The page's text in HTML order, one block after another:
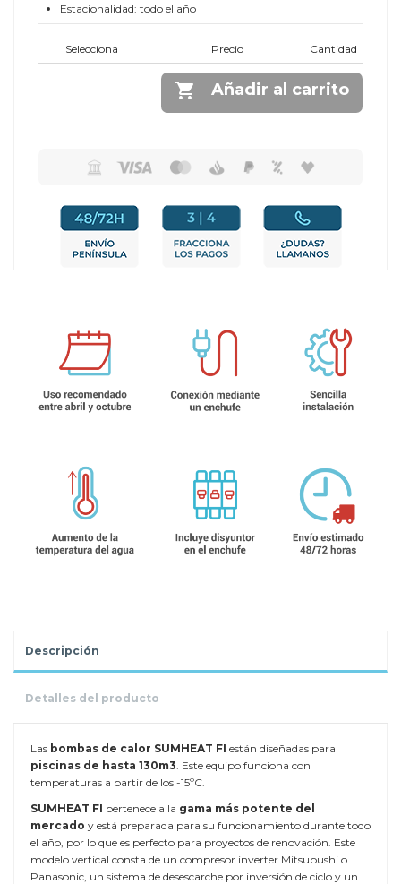
Estacionalidad: todo el año
Selecciona Precio Cantidad
 Añadir al carrito
Descripción
Detalles del producto
Las bombas de calor SUMHEAT FI están diseñadas para
piscinas de hasta 130m3. Este equipo funciona con
temperaturas a partir de los -15ºC.
SUMHEAT FI pertenece a la gama más potente del
mercado y está preparada para su funcionamiento durante todo
el año, por lo que es perfecto para proyectos de renovación. Este
modelo vertical consta de un compresor inverter Mitsubushi o
Panasonic, un sistema de desescarche por inversión de ciclo y un